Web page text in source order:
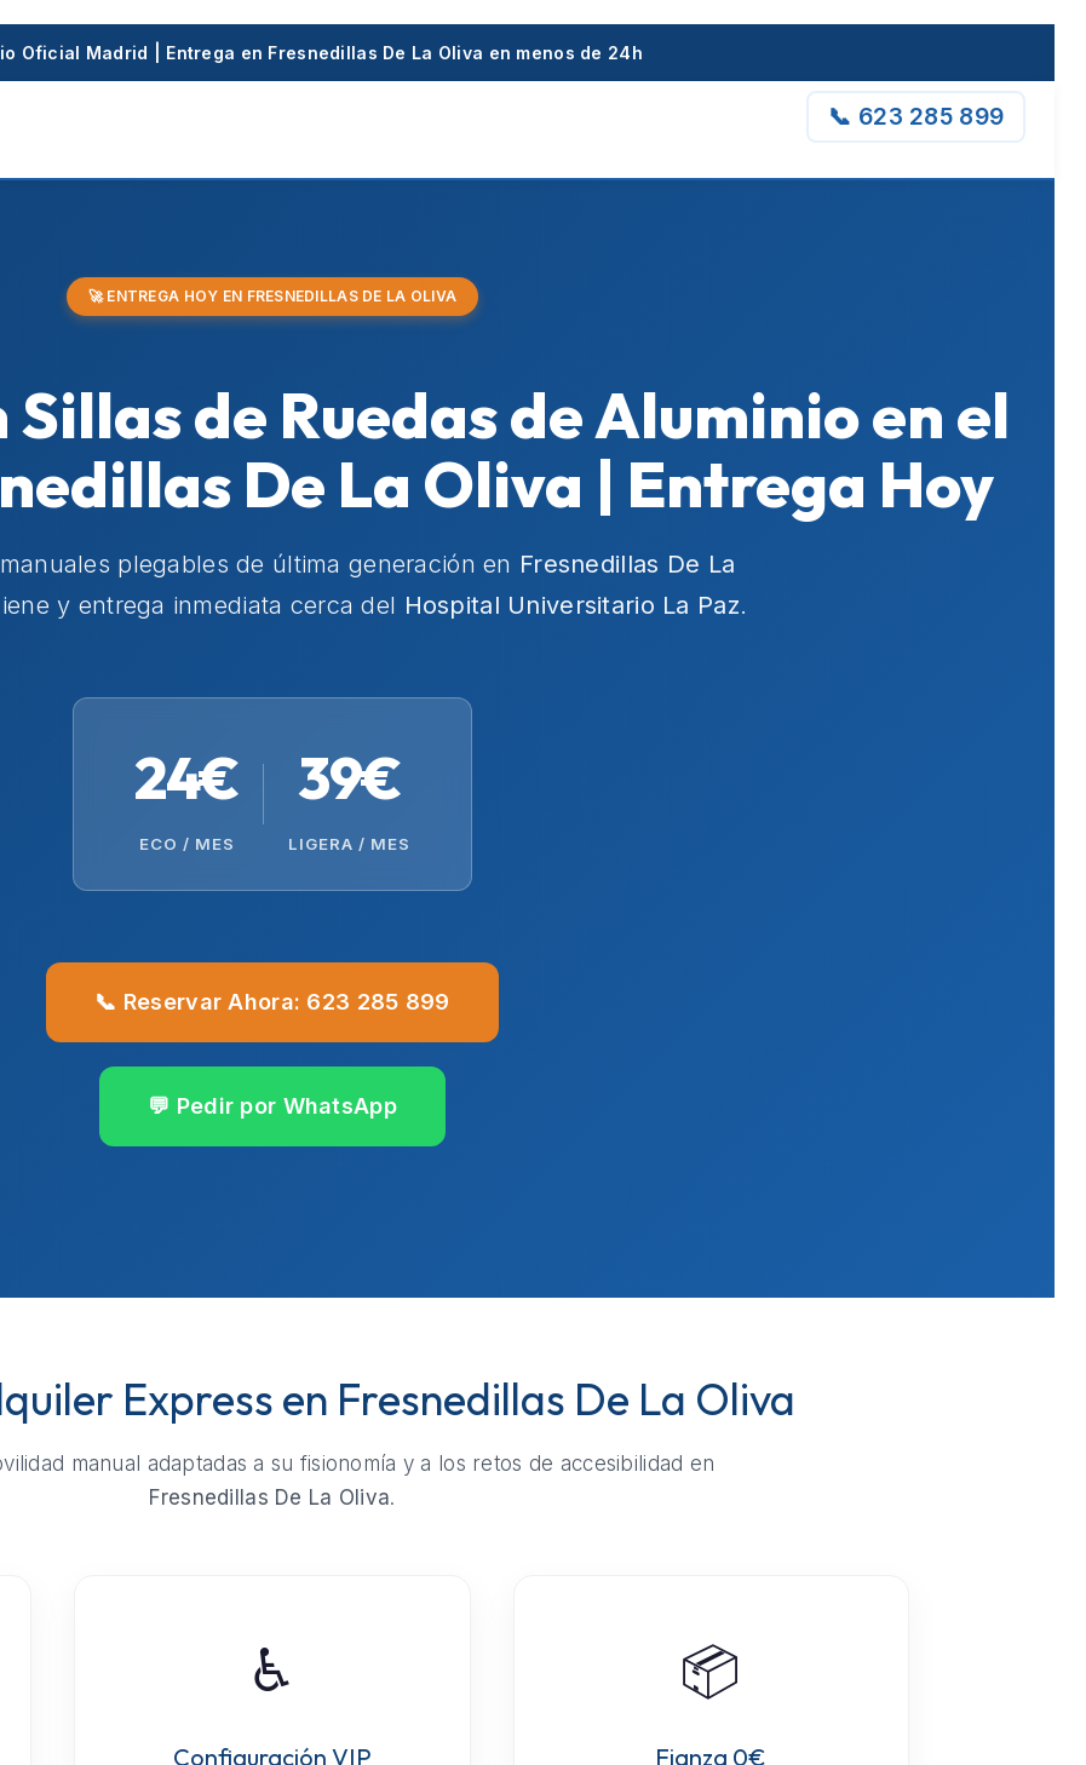
Oficial Madrid | Entrega en Fresnedillas De La Oliva en menos de 24h
📞 623 285 899
🚀 ENTREGA HOY EN FRESNEDILLAS DE LA OLIVA
de Ruedas de Aluminio en el
De La Oliva | Entrega Hoy
plegables de última generación en Fresnedillas De La
y entrega inmediata cerca del Hospital Universitario La Paz.
24€
ECO / MES
39€
LIGERA / MES
📞 Reservar Ahora: 623 285 899
💬 Pedir por WhatsApp
Express en Fresnedillas De La Oliva
manual adaptadas a su fisionomía y a los retos de accesibilidad en
Fresnedillas De La Oliva.
♿
Configuración VIP
📦
Fianza 0€